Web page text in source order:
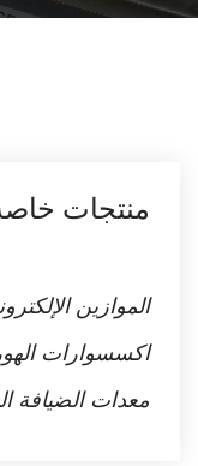
منتجات
الموازين
اكسسوارات
معدات الضيافة